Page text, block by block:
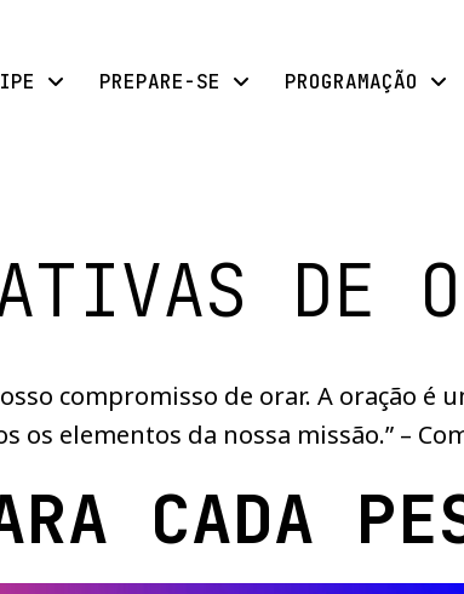
PREPARE-SE PROGRAMAÇÃO
DE
compromisso de orar. A oração é
elementos da nossa missão.” –
CADA